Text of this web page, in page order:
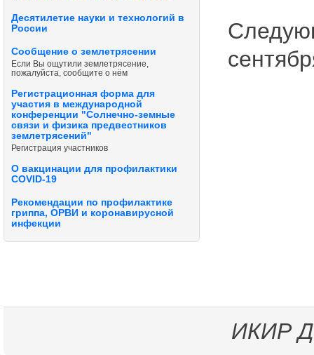
Десятилетие науки и технологий в
России
Сообщение о землетрясении
Если Вы ощутили землетрясение,
пожалуйста, сообщите о нём
Регистрационная форма для
участия в международной
конференции "Солнечно-земные
связи и физика предвестников
землетрясений"
Регистрация участников
О вакцинации для профилактики
COVID-19
Рекомендации по профилактике
гриппа, ОРВИ и коронавирусной
инфекции
ИКИР